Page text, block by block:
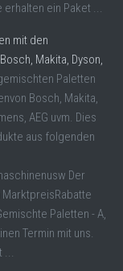
ein Paket ...
mit den
Makita, Dyson,
Paletten
Bosch, Makita,
AEG uvm. Dies
aus folgenden
Der
Paletten - A,
Termin mit uns.
...